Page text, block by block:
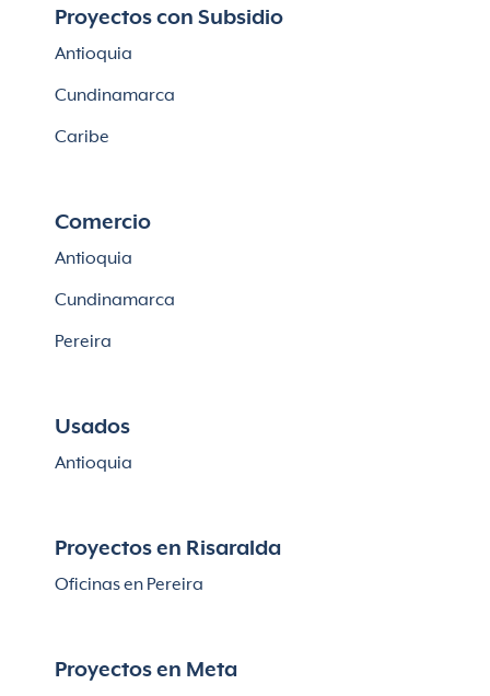
Casas en Cajicá
Proyectos con Subsidio
Antioquia
Cundinamarca
Caribe
Comercio
Antioquia
Cundinamarca
Pereira
Usados
Antioquia
Proyectos en Risaralda
Oficinas en Pereira
Proyectos en Meta